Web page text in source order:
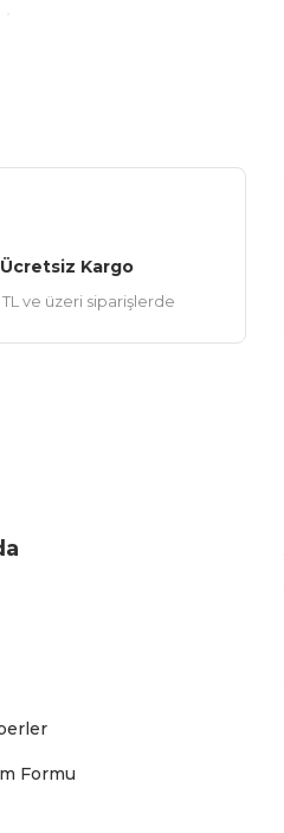
Ücretsiz Kargo
ve üzeri siparişlerde
Formu